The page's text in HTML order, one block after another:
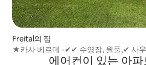
Freital의 집
★카사 베르데 -✔✔ 수영장, 월풀,✔ 사
에어컨이 있는 아